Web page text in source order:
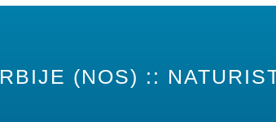
(NOS) ::